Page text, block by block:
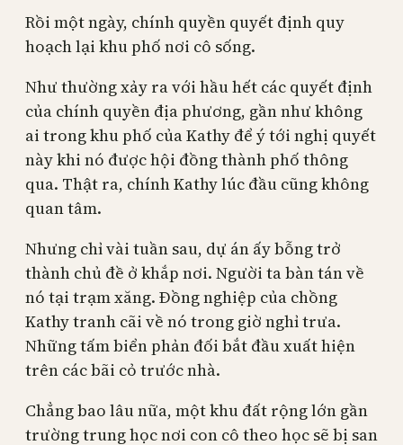
Rồi một ngày, chính quyền quyết định quy
hoạch lại khu phố nơi cô sống.
Như thường xảy ra với hầu hết các quyết định
của chính quyền địa phương, gần như không
ai trong khu phố của Kathy để ý tới nghị quyết
này khi nó được hội đồng thành phố thông
qua. Thật ra, chính Kathy lúc đầu cũng không
quan tâm.
Nhưng chỉ vài tuần sau, dự án ấy bỗng trở
thành chủ đề ở khắp nơi. Người ta bàn tán về
nó tại trạm xăng. Đồng nghiệp của chồng
Kathy tranh cãi về nó trong giờ nghỉ trưa.
Những tấm biển phản đối bắt đầu xuất hiện
trên các bãi cỏ trước nhà.
Chẳng bao lâu nữa, một khu đất rộng lớn gần
trường trung học nơi con cô theo học sẽ bị san